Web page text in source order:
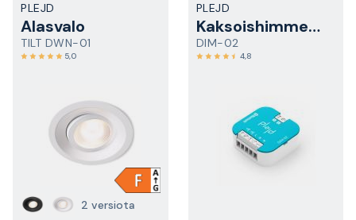
PLEJD
Alasvalo
TILT DWN-01
5,0
2 versiota
PLEJD
Kaksoishimmennin
DIM-02
4,8